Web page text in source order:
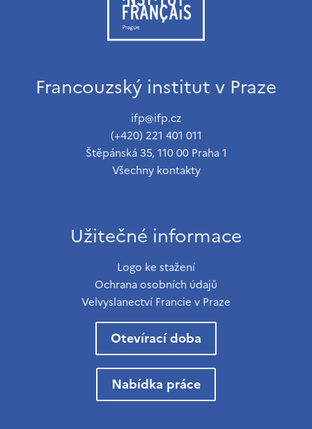
Francouzský institut v Praze
ifp@ifp.cz
(+420) 221 401 011
Štěpánská 35, 110 00 Praha 1
Všechny kontakty
Užitečné informace
Logo ke stažení
Ochrana osobních údajů
Velvyslanectví Francie v Praze
Otevírací doba
Nabídka práce